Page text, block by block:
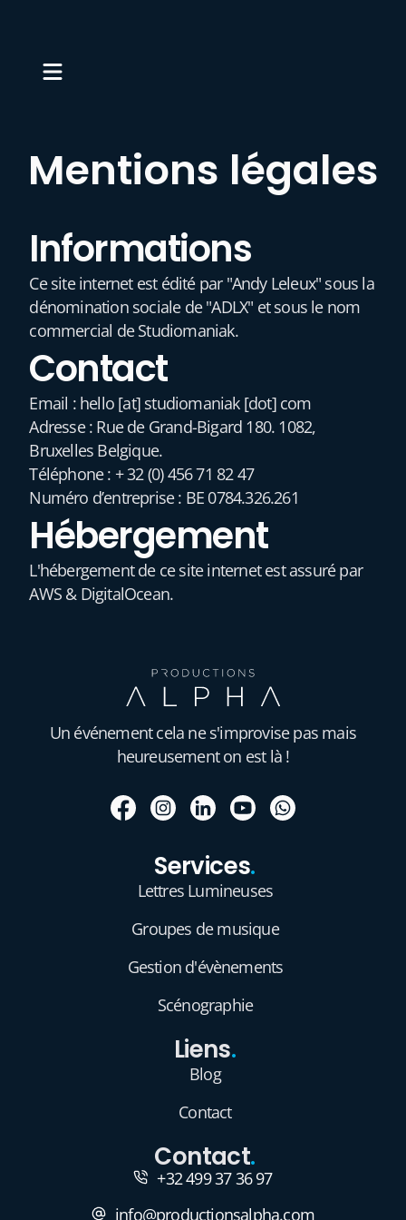
Mentions légales
Informations
Ce site internet est édité par "Andy Leleux" sous la
dénomination sociale de "ADLX" et sous le nom
commercial de Studiomaniak.
Contact
Email : hello [at] studiomaniak [dot] com
Adresse : Rue de Grand-Bigard 180. 1082,
Bruxelles Belgique.
Téléphone : + 32 (0) 456 71 82 47
Numéro d’entreprise : BE 0784.326.261
Hébergement
L'hébergement de ce site internet est assuré par
AWS & DigitalOcean.
Un événement cela ne s'improvise pas mais
heureusement on est là !
Services.
Lettres Lumineuses
Groupes de musique
Gestion d'évènements
Scénographie
Liens.
Blog
Contact
Contact.
+32 499 37 36 97
info@productionsalpha.com